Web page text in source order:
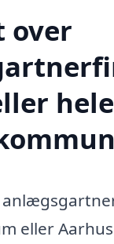
over
hele
eller